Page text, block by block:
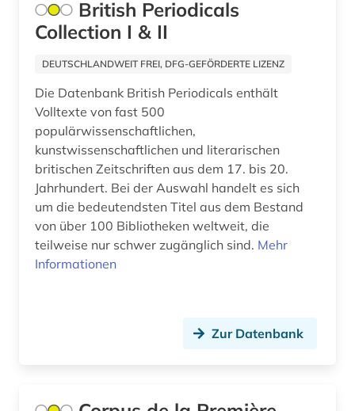
fid lateinamerika (1)
fid nordeuropa (1)
fid slawistik (5)
film (4)
filmwissenschaft (1)
British Periodicals
Collection I & II
DEUTSCHLANDWEIT FREI, DFG-GEFÖRDERTE LIZENZ
Die Datenbank British Periodicals enthält
Volltexte von fast 500
populärwissenschaftlichen,
kunstwissenschaftlichen und literarischen
britischen Zeitschriften aus dem 17. bis 20.
Jahrhundert. Bei der Auswahl handelt es sich
um die bedeutendsten Titel aus dem Bestand
von über 100 Bibliotheken weltweit, die
teilweise nur schwer zugänglich sind. Mehr
Informationen
Zur Datenbank